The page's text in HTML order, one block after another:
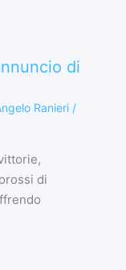
di
Ranieri /
di